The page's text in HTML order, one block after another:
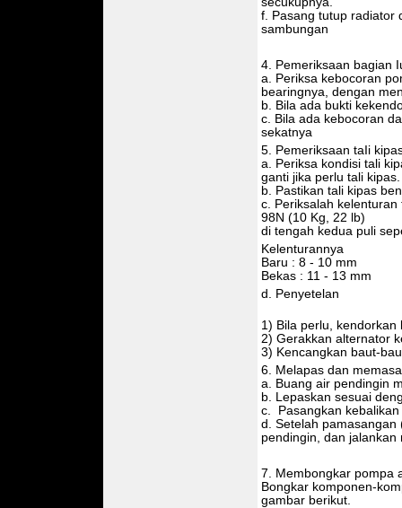
f. Pasang tutup radiator
sambungan
4. Pemeriksaan bagian
a. Periksa kebocoran
bearingnya, dengan
b. Bila ada bukti
c. Bila ada kebocoran
sekatnya
5. Pemeriksaan taIi
a. Periksa kondisi tali
ganti jika perlu tali kipas.
b. Pastikan tali kipas
c. Periksalah
98N (10 Kg, 22 lb)
di tengah kedua puli
Kelenturannya
Baru : 8 - 10 mm
Bekas : 11 - 13 mm
d. Penyetelan
1) Bila perlu,
2) Gerakkan alternator
3) Kencangkan baut-
6. Melapas dan
a. Buang air pendingin
b. Lepaskan sesuai
c. Pasangkan
d. Setelah pamasangan
pendingin, dan
7. Membongkar pompa
Bongkar komponen-
gambar berikut.